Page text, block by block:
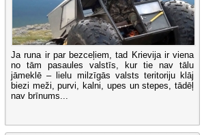
Ja runa ir par bezceļiem, tad Krievija ir viena
no tām pasaules valstīs, kur tie nav tālu
jāmeklē – lielu milzīgās valsts teritoriju klāj
biezi meži, purvi, kalni, upes un stepes, tādēļ
nav brīnums...